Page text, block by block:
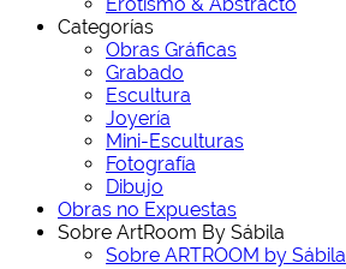
Categorías
Obras Gráficas
Grabado
Escultura
Joyería
Mini-Esculturas
Fotografía
Dibujo
Obras no Expuestas
Sobre ArtRoom By Sábila
Sobre ARTROOM by Sábila